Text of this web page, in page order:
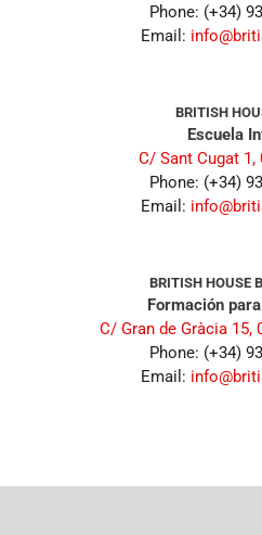
Phone: (+34)
Email:
BRITISH
Escuela
C/ Sant Cugat 1,
Phone: (+34)
Email:
BRITISH HOUSE
Formación
C/ Gran de Gràcia 15,
Phone: (+34)
Email: